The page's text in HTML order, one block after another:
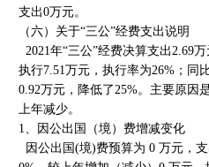
支出0万元。
（六）关于“三公”经费支出说明
2021年“三公”经费决算支出2.69
执行7.51万元，执行率为26%；同
0.92万元，降低了25%。主要原因
上年减少。
1、因公出国（境）费增减变化
因公出国(境)费预算为 0 万元，